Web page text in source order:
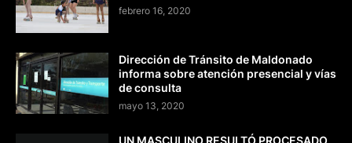
febrero 16, 2020
Dirección de Tránsito de Maldonado
informa sobre atención presencial y vías
de consulta
mayo 13, 2020
UN MASCULINO RESULTÓ PROCESADO